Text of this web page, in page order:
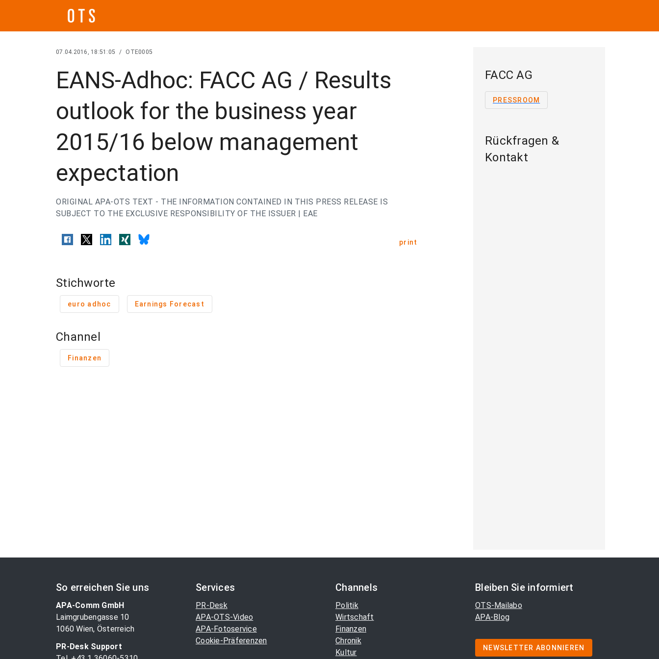
07.04.2016, 18:51:05 / OTE0005
EANS-Adhoc: FACC AG / Results
outlook for the business year
2015/16 below management
expectation
ORIGINAL APA-OTS TEXT - THE INFORMATION CONTAINED IN THIS PRESS RELEASE IS
SUBJECT TO THE EXCLUSIVE RESPONSIBILITY OF THE ISSUER | EAE
print
Stichworte
euro adhoc Earnings Forecast
Channel
Finanzen
FACC AG
PRESSROOM
Rückfragen &
Kontakt
So erreichen Sie uns
APA-Comm GmbH
Laimgrubengasse 10
1060 Wien, Österreich
PR-Desk Support
Services
PR-Desk
APA-OTS-Video
APA-Fotoservice
Cookie-Präferenzen
Channels
Politik
Wirtschaft
Finanzen
Chronik
Kultur
Bleiben Sie informiert
OTS-Mailabo
APA-Blog
NEWSLETTER ABONNIEREN